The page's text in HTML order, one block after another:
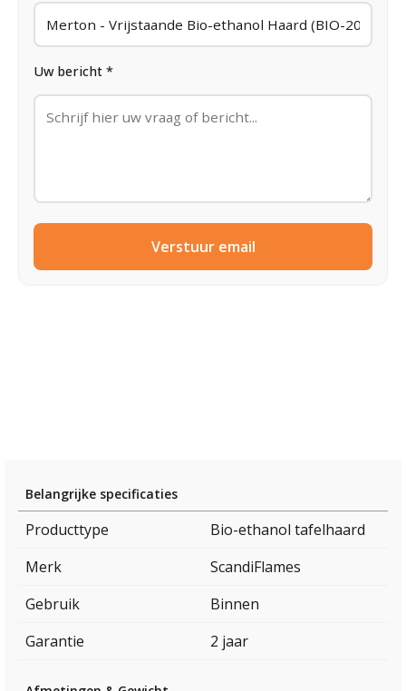
Uw bericht *
Verstuur email
Belangrijke specificaties
Producttype
Bio-ethanol tafelhaard
Merk
ScandiFlames
Gebruik
Binnen
Garantie
2 jaar